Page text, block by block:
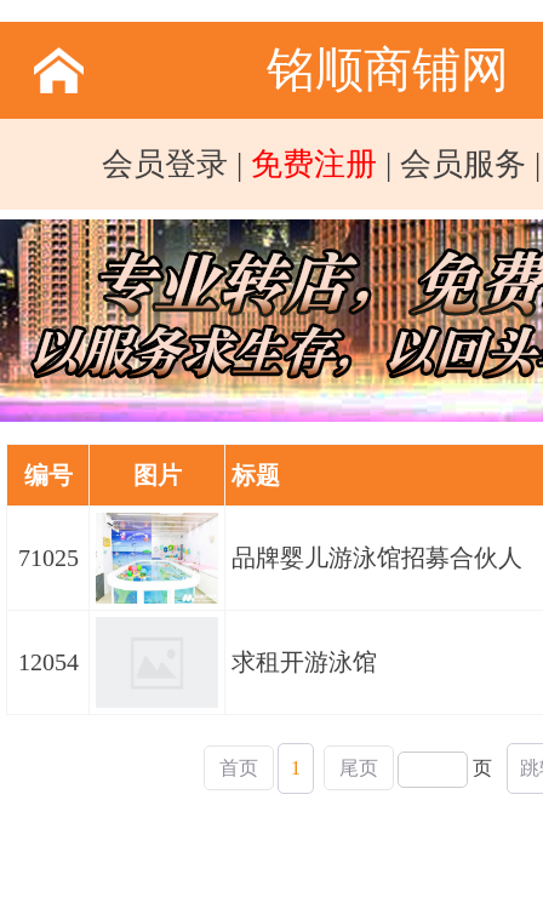
铭顺商铺网
会员登录 | 免费注册 | 会员服务
编号 图片 标题
71025 品牌婴儿游泳馆招募合伙人
12054 求租开游泳馆
首页 1 尾页 页